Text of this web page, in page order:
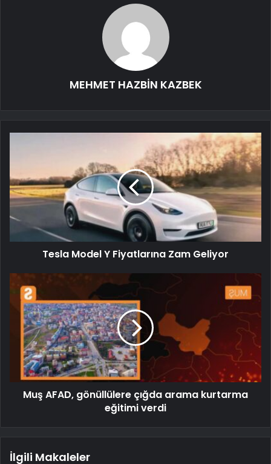
MEHMET HAZBİN KAZBEK
Tesla Model Y Fiyatlarına Zam Geliyor
Muş AFAD, gönüllülere çığda arama kurtarma
eğitimi verdi
İlgili Makaleler